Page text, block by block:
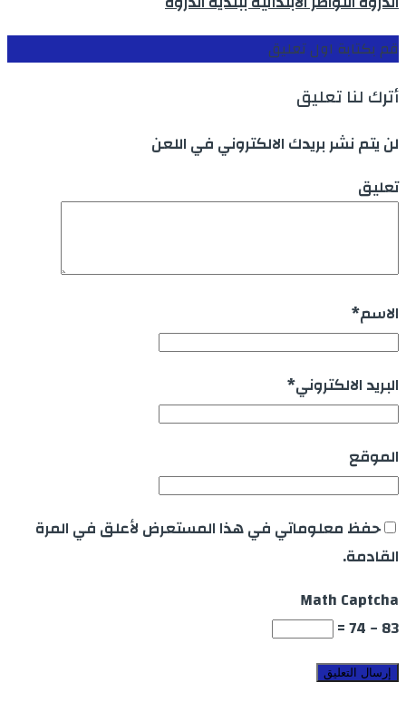
قم بكتابة اول تعليق
أترك لنا تعليق
لن يتم نشر بريدك الالكتروني في اللعن
تعليق
الاسم*
البريد الالكتروني*
الموقع
حفظ معلوماتي في هذا المستعرض لأعلق في المرة
القادمة.
Math Captcha
83 − 74 =